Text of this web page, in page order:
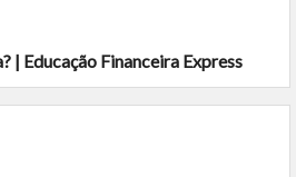
| Educação Financeira Express